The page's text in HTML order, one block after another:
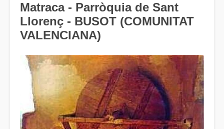
Matraca - Parròquia de Sant
Llorenç - BUSOT (COMUNITAT
VALENCIANA)